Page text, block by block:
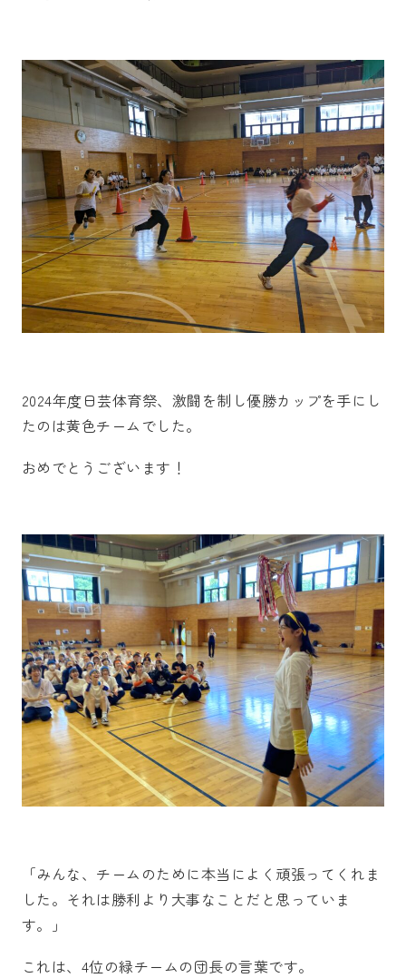
2024年度日芸体育祭、激闘を制し優勝カップを手にし
たのは黄色チームでした。
おめでとうございます！
「みんな、チームのために本当によく頑張ってくれま
した。それは勝利より大事なことだと思っていま
す。」
これは、4位の緑チームの団長の言葉です。